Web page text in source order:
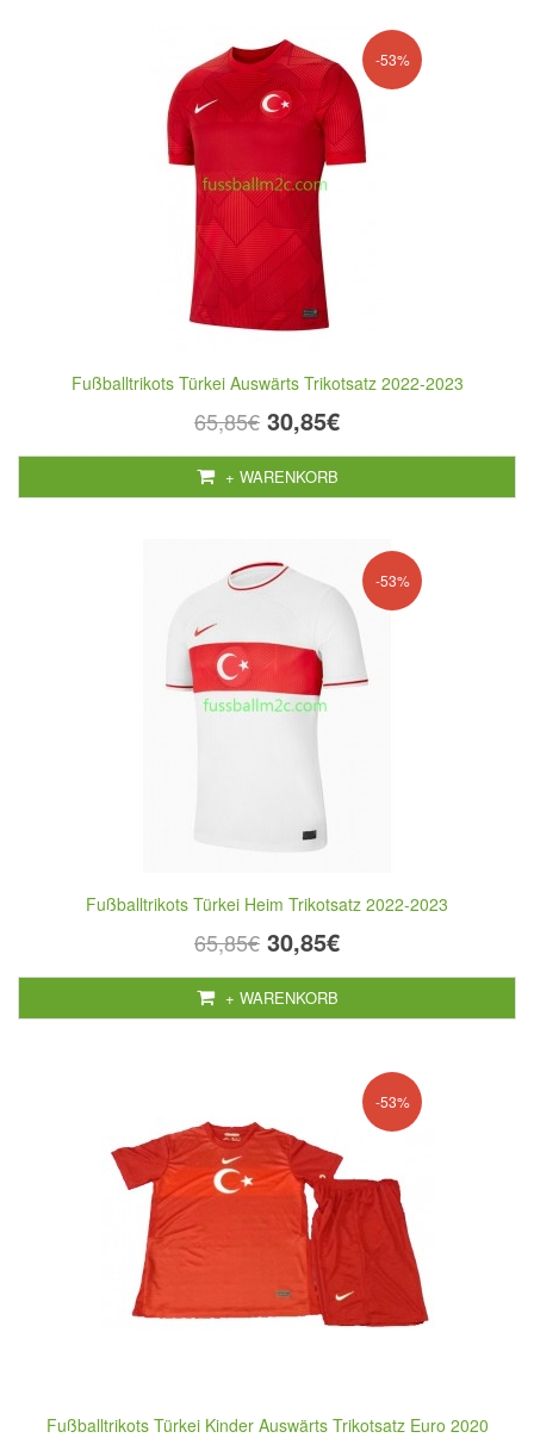
-53%
Fußballtrikots Türkei Auswärts Trikotsatz 2022-2023
65,85€ 30,85€
+ WARENKORB
-53%
Fußballtrikots Türkei Heim Trikotsatz 2022-2023
65,85€ 30,85€
+ WARENKORB
-53%
Fußballtrikots Türkei Kinder Auswärts Trikotsatz Euro 2020